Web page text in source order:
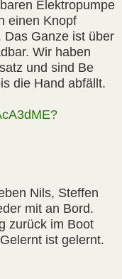
Elektropumpe
einen Knopf
Das Ganze ist über
Wir haben
und sind Be
die Hand abfällt.
Nils, Steffen
mit an Bord.
zurück im Boot
ist gelernt.